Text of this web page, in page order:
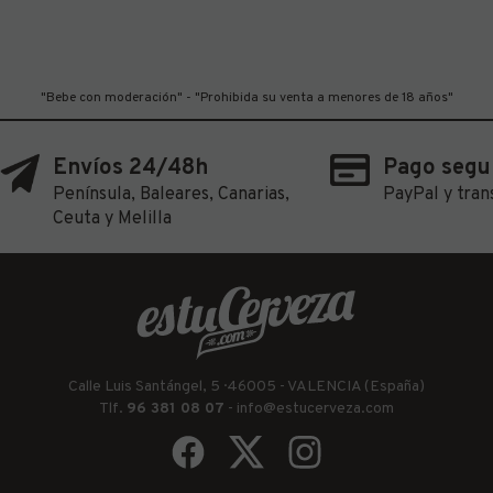
"Bebe con moderación" - "Prohibida su venta a menores de 18 años"
Envíos 24/48h
Península, Baleares, Canarias,
Ceuta y Melilla
Pago
PayPal y
Calle Luis Santángel, 5 · 46005 - VALENCIA (España)
Tlf. 96 381 08 07 - info@estucerveza.com